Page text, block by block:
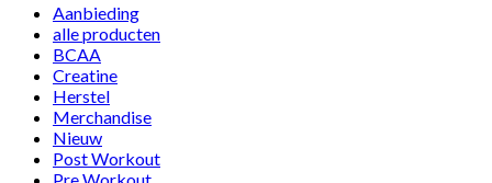
Aanbieding
alle producten
BCAA
Creatine
Herstel
Merchandise
Nieuw
Post Workout